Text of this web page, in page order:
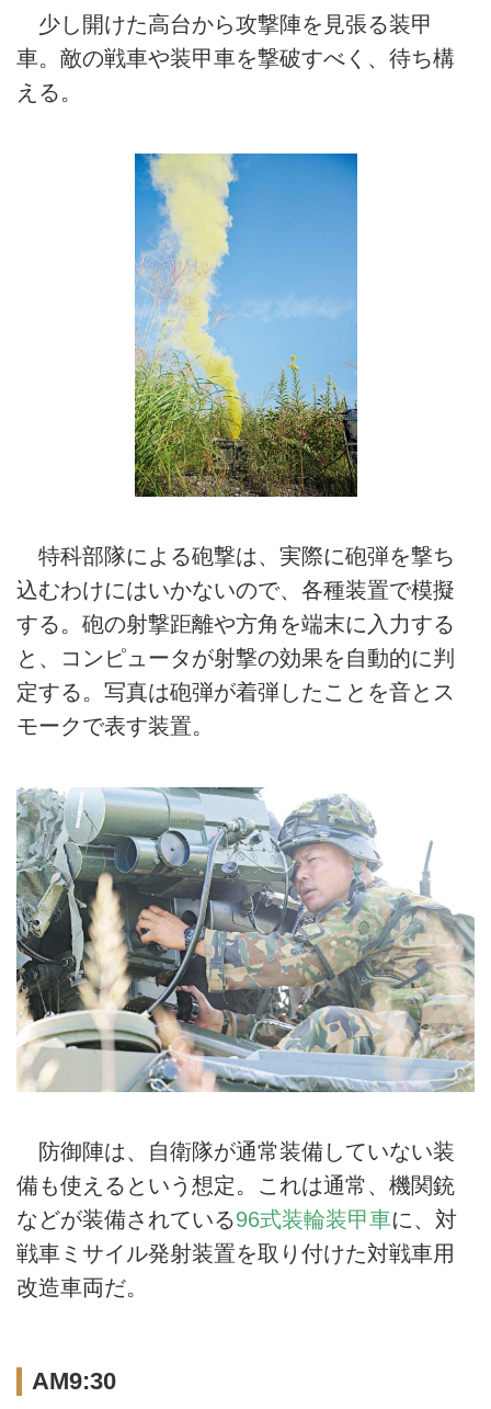
少し開けた高台から攻撃陣を見張る装甲
車。敵の戦車や装甲車を撃破すべく、待ち構
える。
特科部隊による砲撃は、実際に砲弾を撃ち
込むわけにはいかないので、各種装置で模擬
する。砲の射撃距離や方角を端末に入力する
と、コンピュータが射撃の効果を自動的に判
定する。写真は砲弾が着弾したことを音とス
モークで表す装置。
防御陣は、自衛隊が通常装備していない装
備も使えるという想定。これは通常、機関銃
などが装備されている96式装輪装甲車に、対
戦車ミサイル発射装置を取り付けた対戦車用
改造車両だ。
AM9:30